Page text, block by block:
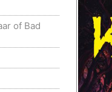
of Bad